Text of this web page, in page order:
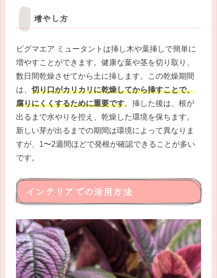
増やし方
ピグマエア ミュータントは挿し木や葉挿しで簡単に
増やすことができます。健康な葉や茎を切り取り、
数日間乾燥させてから土に挿します。この乾燥期間
は、 切り口がカリカリに乾燥してから挿すことで、
腐りにくくするために重要です。挿した後は、根が
出るまで水やりを控え、乾燥した環境を保ちます。
新しい芽が出るまでの期間は環境によって異なりま
すが、1〜2週間ほどで発根が確認できることが多い
です。
インテリアでの活用方法